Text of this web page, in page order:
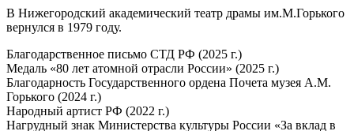
В Нижегородский академический театр драмы им.М.Горького
вернулся в 1979 году.
Благодарственное письмо СТД РФ (2025 г.)
Медаль «80 лет атомной отрасли России» (2025 г.)
Благодарность Государственного ордена Почета музея А.М.
Горького (2024 г.)
Народный артист РФ (2022 г.)
Нагрудный знак Министерства культуры России «За вклад в